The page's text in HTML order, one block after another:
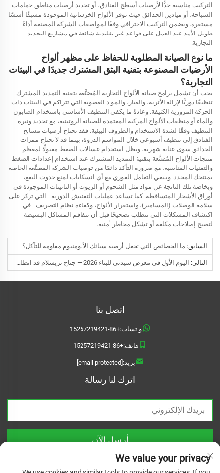
التركيب مناسبة جدًّا لأرضيات أسطح الفنادق، أو تجديد أرضيات مناطق حمامات
السباحة، أو ميادين الحدائق حيث توفر الألواح الخرسانية الموجودة مسبقًا أسسًا
مستقرة. ويضمن التركيب الاحترافي وفقًا لمواصفات الشركة المصنعة أداءً
طويل الأمد عند العمل على قواعد غير تقليدية شائعة في مشاريع التجديد
التجارية.
ما نوع الصيانة المطلوبة للحفاظ على مظهر ألواح
الأرضيات المصنوعة بتقنية البثق المشترك جديدًا في البيئات
التجارية؟
يجب أن تشمل برامج صيانة الألواح التجارية المُصَنَّعة بتقنية التمديد المشترك
تنظيفًا دوريًّا لإزالة الأتربة، والغبار، والمواد العضوية التي تتراكم في البيئات ذات
الحركة المرورية الكثيفة. وعادةً ما يكفي التنظيف الأساسي باستخدام الصابون
والماء أو منظفات الألواح المركبة المعتمدة للصيانة الروتينية، مع تحديد وتيرة
التنظيف وفقًا لشدة الاستخدام والظروف البيئية. فقد تحتاج أرضيات مسابح
الفنادق إلى تنظيف أسبوعي خلال المواسم الذروة، بينما قد لا تحتاج ممرات
الحدائق سوى عناية شهرية. ويظل استخدام غسالات الضغط مقبولًا لمعظم
منتجات الألواح المُصَنَّعة بتقنية التمديد المشترك عند استخدام إعدادات الضغط
والتقنيات المناسبة، مع ضرورة التأكد دائمًا من توصيات الشركة المصنِّعة الخاصة
بمنتجك المحدد. وينبغي التعامل الفوري مع أي انسكابات لمنع حدوث البقع،
وبخاصة تلك الناتجة عن مواد مثل الشحوم أو الزيوت أو التانينات الموجودة في
أوراق الأشجار المتساقطة. كما تساعد عمليات التفتيش الدورية—التي تركز على
سلامة الوصلات (المسامير)، واستقرار الألواح، وكفاءة نظام التصريف—في
اكتشاف المشكلات التي تتطلب تصحيحًا قبل أن تتفاقم المشاكل البسيطة
لتصبح إصلاحات مكلفة أو تشكل مخاطر أمنية.
السابق: ما الخصائص التي تجعل أرضية سبائك الألومنيوم مقاومة للتآكل؟
التالي: اليوم الأول في معرض سيدني للبناء 2026 — جناح تريسلام قد انطلق، والطاقة المُنتَجة لا تُصدَّق، وما زال باب الترحيب مفتوحًا غدًا
اتصل بنا
واتساب:+86-15257219421
هاتف:+86-15257219421
بريد:[email protected]
اترك لنا رسالة
أرسل الآن
We value your privacy